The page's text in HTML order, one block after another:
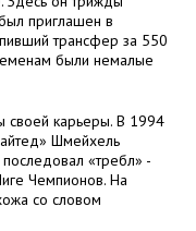
приглашен в
трансфер за 550
были немалые
карьеры. В 1994
Шмейхель
«требл» -
Чемпионов. На
со словом